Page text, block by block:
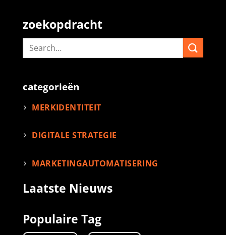
zoekopdracht
categorieën
MERKIDENTITEIT
DIGITALE STRATEGIE
MARKETINGAUTOMATISERING
Laatste Nieuws
Populaire Tag